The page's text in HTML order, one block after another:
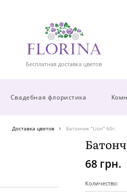
Бесплатная доставка цветов
Свадебная флористика
Доставка цветов Батончик "Lion" 60г.
68 грн.
Количество: